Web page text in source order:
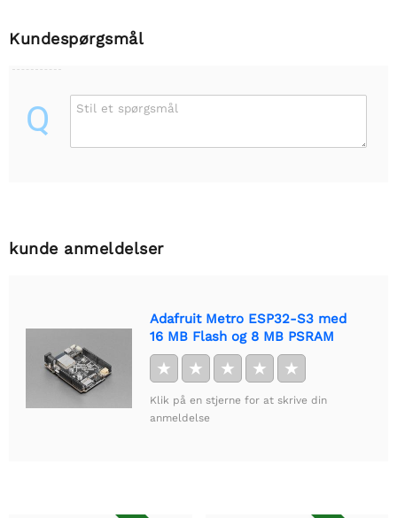
Kundespørgsmål
Q Stil et spørgsmål
kunde anmeldelser
Adafruit Metro ESP32-S3 med
16 MB Flash og 8 MB PSRAM
★ ★ ★ ★ ★
Klik på en stjerne for at skrive din
anmeldelse